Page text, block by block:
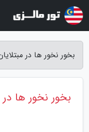
بخور نخور ها در
بخور نخور ها